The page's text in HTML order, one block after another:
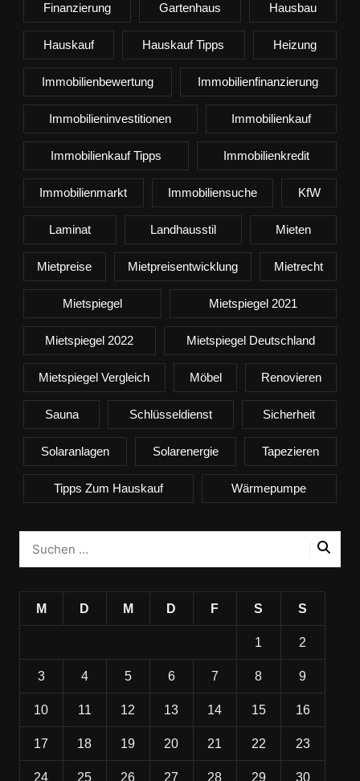
Finanzierung Gartenhaus Hausbau
Hauskauf Hauskauf Tipps Heizung
Immobilienbewertung Immobilienfinanzierung
Immobilieninvestitionen Immobilienkauf
Immobilienkauf Tipps Immobilienkredit
Immobilienmarkt Immobiliensuche KfW
Laminat Landhausstil Mieten
Mietpreise Mietpreisentwicklung Mietrecht
Mietspiegel Mietspiegel 2021
Mietspiegel 2022 Mietspiegel Deutschland
Mietspiegel Vergleich Möbel Renovieren
Sauna Schlüsseldienst Sicherheit
Solaranlagen Solarenergie Tapezieren
Tipps Zum Hauskauf Wärmepumpe
M D M D F S S
1 2
3 4 5 6 7 8 9
10 11 12 13 14 15 16
17 18 19 20 21 22 23
24 25 26 27 28 29 30